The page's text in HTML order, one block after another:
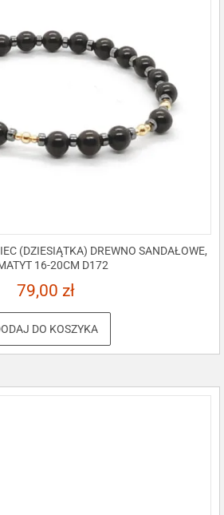
(DZIESIĄTKA) DREWNO SANDAŁOWE,
16-20CM D172
79,00 zł
DO KOSZYKA